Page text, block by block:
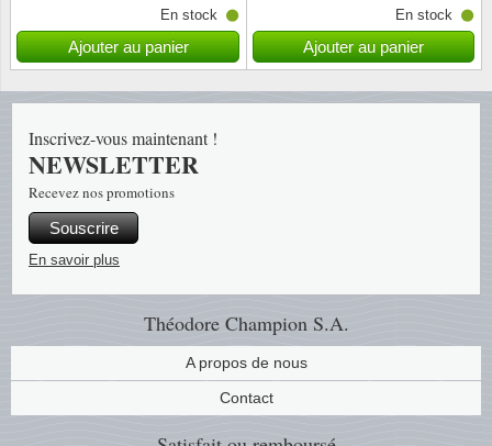
En stock
Ajouter au panier
En stock
Ajouter au panier
Théodore Champion S.A.
A propos de nous
Contact
Inscrivez-vous maintenant !
NEWSLETTER
Recevez nos promotions
Souscrire
En savoir plus